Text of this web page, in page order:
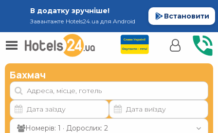
В додатку зручніше!
Завантажте Hotels24.ua для Android
Встановити
Бахмач
Номерів: 1 · Дорослих: 2